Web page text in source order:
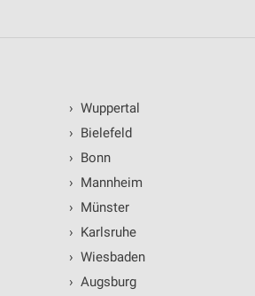
› Wuppertal
› Bielefeld
› Bonn
› Mannheim
› Münster
› Karlsruhe
› Wiesbaden
› Augsburg